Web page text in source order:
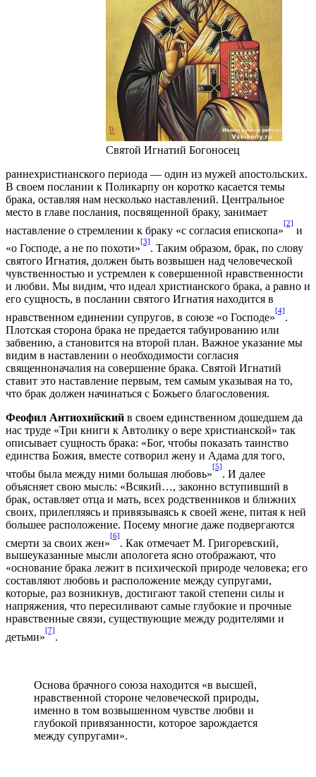
Святой Игнатий Богоносец
раннехристианского периода — один из мужей апостольских.
В своем послании к Поликарпу он коротко касается темы
брака, оставляя нам несколько наставлений. Центральное
место в главе послания, посвященной браку, занимает
наставление о стремлении к браку «с согласия епископа»
[2]
и
«о Господе, а не по похоти»
[3]
. Таким образом, брак, по слову
святого Игнатия, должен быть возвышен над человеческой
чувственностью и устремлен к совершенной нравственности
и любви. Мы видим, что идеал христианского брака, а равно и
его сущность, в послании святого Игнатия находится в
нравственном единении супругов, в союзе «о Господе»
[4]
.
Плотская сторона брака не предается табуированию или
забвению, а становится на второй план. Важное указание мы
видим в наставлении о необходимости согласия
священноначалия на совершение брака. Святой Игнатий
ставит это наставление первым, тем самым указывая на то,
что брак должен начинаться с Божьего благословения.
Феофил Антиохийский в своем единственном дошедшем да
нас труде «Три книги к Автолику о вере христианской» так
описывает сущность брака: «Бог, чтобы показать таинство
единства Божия, вместе сотворил жену и Адама для того,
чтобы была между ними большая любовь»
[5]
. И далее
объясняет свою мысль: «Всякий…, законно вступивший в
брак, оставляет отца и мать, всех родственников и ближних
своих, прилепляясь и привязываясь к своей жене, питая к ней
большее расположение. Посему многие даже подвергаются
смерти за своих жен»
[6]
. Как отмечает М. Григоревский,
вышеуказанные мысли апологета ясно отображают, что
«основание брака лежит в психической природе человека; его
составляют любовь и расположение между супругами,
которые, раз возникнув, достигают такой степени силы и
напряжения, что пересиливают самые глубокие и прочные
нравственные связи, существующие между родителями и
детьми»
[7]
.
Основа брачного союза находится «в высшей,
нравственной стороне человеческой природы,
именно в том возвышенном чувстве любви и
глубокой привязанности, которое зарождается
между супругами».